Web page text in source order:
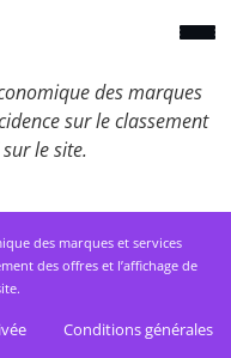
des marques
sur le classement
le site.
des marques et services
des offres et l’affichage de
Conditions générales